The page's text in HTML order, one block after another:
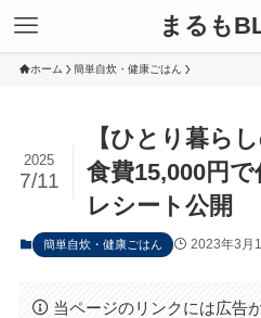
まるも
ホーム 簡単自炊・健康ごはん
【ひとり暮ら
食費15,000円
レシート公開
2025
7/11
簡単自炊・健康ごはん 2023年3月
当ページのリンクには広告